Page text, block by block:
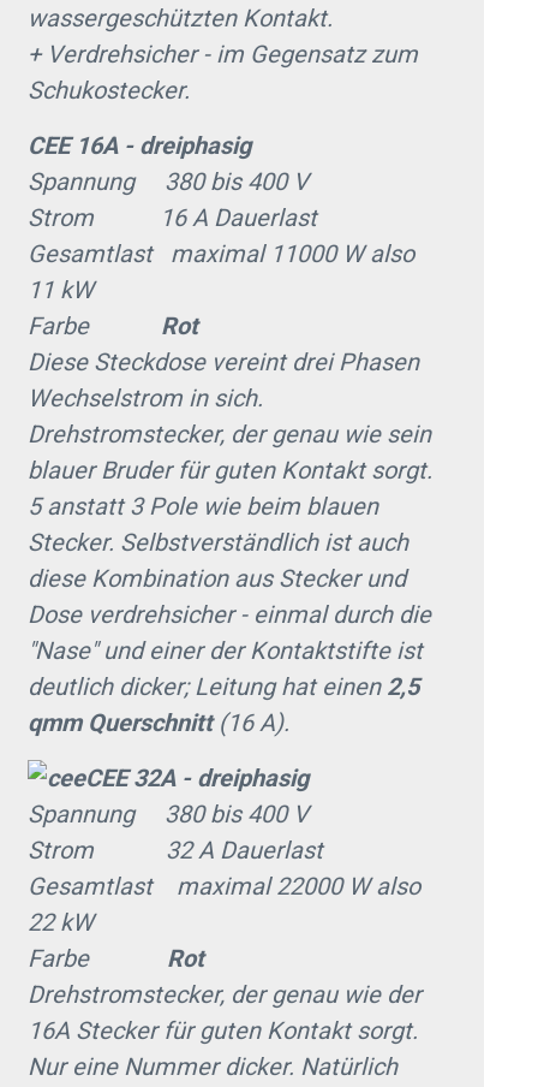
wassergeschützten Kontakt.
+ Verdrehsicher - im Gegensatz zum
Schukostecker.
CEE 16A - dreiphasig
Spannung 380 bis 400 V
Strom 16 A Dauerlast
Gesamtlast maximal 11000 W also
11 kW
Farbe Rot
Diese Steckdose vereint drei Phasen
Wechselstrom in sich.
Drehstromstecker, der genau wie sein
blauer Bruder für guten Kontakt sorgt.
5 anstatt 3 Pole wie beim blauen
Stecker. Selbstverständlich ist auch
diese Kombination aus Stecker und
Dose verdrehsicher - einmal durch die
"Nase" und einer der Kontaktstifte ist
deutlich dicker; Leitung hat einen 2,5
qmm Querschnitt(16 A).
CEE 32A - dreiphasig
Spannung 380 bis 400 V
Strom 32 A Dauerlast
Gesamtlast maximal 22000 W also
22 kW
Farbe Rot
Drehstromstecker, der genau wie der
16A Stecker für guten Kontakt sorgt.
Nur eine Nummer dicker. Natürlich